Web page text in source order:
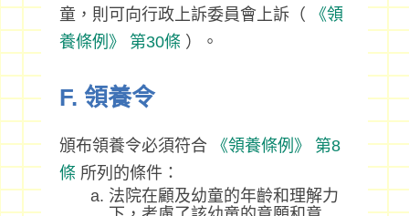
童，則可向行政上訴委員會上訴（
《領
養條例》
第30條 ）。
F. 領養令
頒布領養令必須符合 《領養條例》
第8
條 所列的條件：
法院在顧及幼童的年齡和理解力